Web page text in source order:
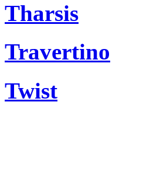
Tharsis
Travertino
Twist